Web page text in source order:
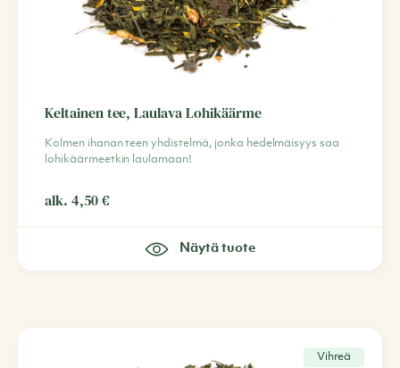
Keltainen tee, Laulava Lohikäärme
Kolmen ihanan teen yhdistelmä, jonka hedelmäisyys saa
lohikäärmeetkin laulamaan!
alk. 4,50€
Näytä tuote
Vihreä